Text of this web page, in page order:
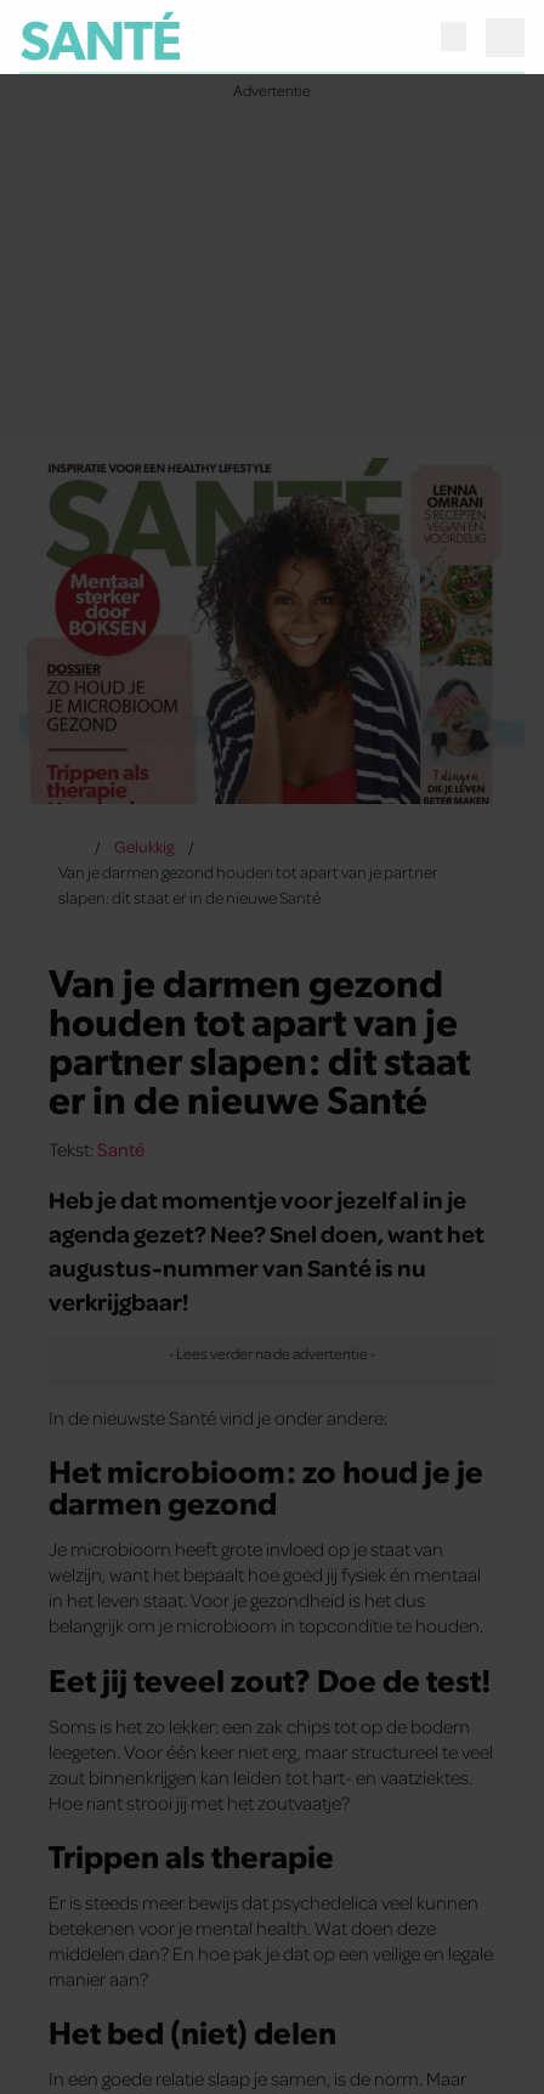
Gelukkig
Van je darmen gezond houden tot apart van je partner
slapen: dit staat er in de nieuwe Santé
Van je darmen gezond
houden tot apart van je
partner slapen: dit staat
er in de nieuwe Santé
Tekst: Santé
Heb je dat momentje voor jezelf al in je
agenda gezet? Nee? Snel doen, want het
augustus-nummer van Santé is nu
verkrijgbaar!
In de nieuwste Santé vind je onder andere:
Het microbioom: zo houd je je
darmen gezond
Je microbioom heeft grote invloed op je staat van
welzijn, want het bepaalt hoe goed jij fysiek én mentaal
in het leven staat. Voor je gezondheid is het dus
belangrijk om je microbioom in topconditie te houden.
Eet jij teveel zout? Doe de test!
Soms is het zo lekker: een zak chips tot op de bodem
leegeten. Voor één keer niet erg, maar structureel te veel
zout binnenkrijgen kan leiden tot hart- en vaatziektes.
Hoe riant strooi jij met het zoutvaatje?
Trippen als therapie
Er is steeds meer bewijs dat psychedelica veel kunnen
betekenen voor je mental health. Wat doen deze
middelen dan? En hoe pak je dat op een veilige en legale
manier aan?
Het bed (niet) delen
In een goede relatie slaap je samen, is de norm. Maar